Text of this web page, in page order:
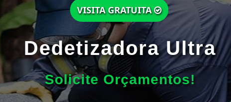
VISITA GRATUITA
Dedetizadora Ultra
Solicite Orçamentos!